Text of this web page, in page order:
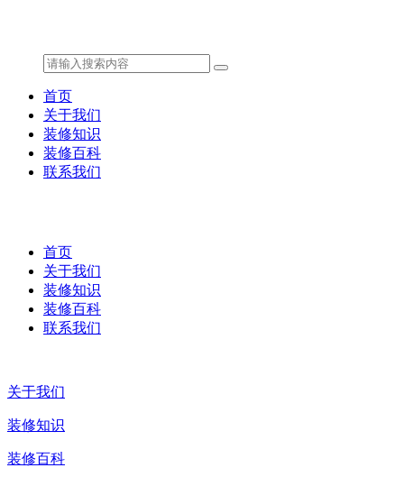
首页
关于我们
装修知识
装修百科
联系我们
首页
关于我们
装修知识
装修百科
联系我们
关于我们
装修知识
装修百科